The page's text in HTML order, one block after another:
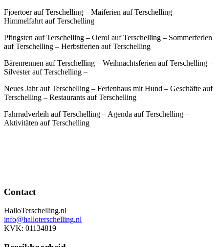
Fjoertoer auf Terschelling – Maiferien auf Terschelling –
Himmelfahrt auf Terschelling
Pfingsten auf Terschelling – Oerol auf Terschelling – Sommerferien
auf Terschelling – Herbstferien auf Terschelling
Bärenrennen auf Terschelling – Weihnachtsferien auf Terschelling –
Silvester auf Terschelling –
Neues Jahr auf Terschelling – Ferienhaus mit Hund – Geschäfte auf
Terschelling – Restaurants auf Terschelling
Fahrradverleih auf Terschelling – Agenda auf Terschelling –
Aktivitäten auf Terschelling
Contact
HalloTerschelling.nl
info@halloterschelling.nl
KVK: 01134819